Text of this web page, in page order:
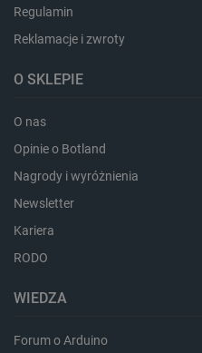
Regulamin
Reklamacje i zwroty
O SKLEPIE
O nas
Opinie o Botland
Nagrody i wyróżnienia
Newsletter
Kariera
RODO
WIEDZA
Forum o Arduino
isListDisplay
_lb_ccc